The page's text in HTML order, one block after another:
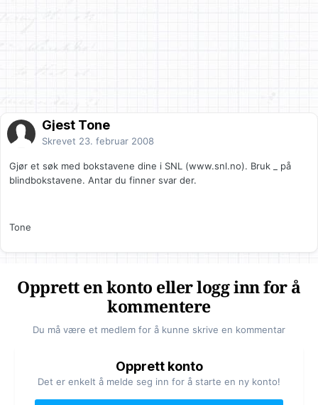
Gjest Tone
Skrevet 23. februar 2008
Gjør et søk med bokstavene dine i SNL (www.snl.no). Bruk _ på
blindbokstavene. Antar du finner svar der.
Tone
Opprett en konto eller logg inn for å
kommentere
Du må være et medlem for å kunne skrive en kommentar
Opprett konto
Det er enkelt å melde seg inn for å starte en ny konto!